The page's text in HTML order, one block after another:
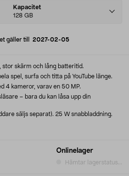
Kapacitet
128 GB
gäller till 2027-02-05
Onlinelager
Hämtar lagerstatus...
stor skärm och lång batteritid.
spel, surfa och titta på YouTube länge.
4 kameror, varav en 50 MP.
– bara du kan låsa upp din
säljs separat). 25 W snabbladdning.